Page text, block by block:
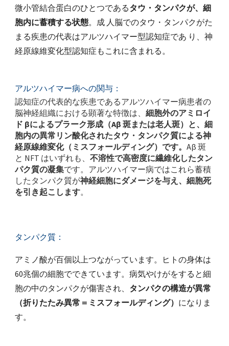
微小管結合蛋白のひとつであるタウ・タンパクが、細
胞内に蓄積する状態。成 人脳でのタウ・タンパク がた
まる疾患の代表はアルツハイマー型認知症であ り、神
経原線維変化型認知症もこれに含まれる。
アルツハイマー病への関与：
認知症の代表的な疾患であるアルツハイマー病患者の
脳神経組織における顕著な特徴は、細胞外のアミロイ
ド βによるプラーク形成（Aβ 斑または老人斑）と、細
胞内の異常リン酸化されたタウ・タンパク質による神
経原線維変化（ミスフォールディング）です。Aβ 斑
と NFT はいずれも、不溶性で高密度に繊維化したタン
パク質の凝集です。アルツハイマー病ではこれら蓄積
したタンパク質が神経細胞にダメージを与え、細胞死
を引き起こします。
タンパク質：
アミノ酸が百個以上つながっています。ヒトの身体は
60兆個の細胞でできています。病気やけがをすると細
胞の中のタンパクが傷害され、 タンパクの構造が異常
（折りたたみ異常＝ミスフォールディング） になりま
す。